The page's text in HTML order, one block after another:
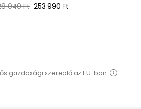
040 Ft Ár
253 990 Ft
gazdasági szereplő az EU-ban